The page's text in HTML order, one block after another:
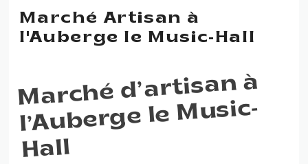
Marché Artisan à
l'Auberge le Music-Hall
Marché d’artisan à
l’Auberge le
Music-
Hall